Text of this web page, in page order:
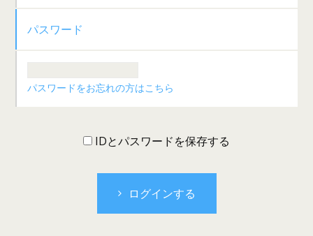
パスワード
パスワードをお忘れの方はこちら
IDとパスワードを保存する
ログインする